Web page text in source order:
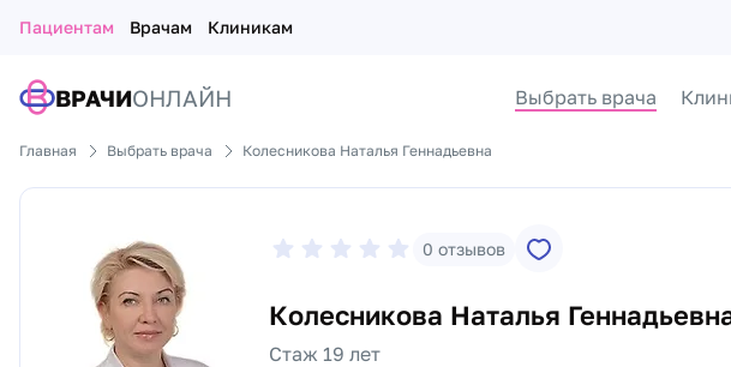
Пациентам Врачам Клиникам
ВРАЧИОНЛАЙН Выбрать врача
Главная Выбрать врача Колесникова Наталья Геннадьевна
0 отзывов
Колесникова Наталья
Стаж 19 лет